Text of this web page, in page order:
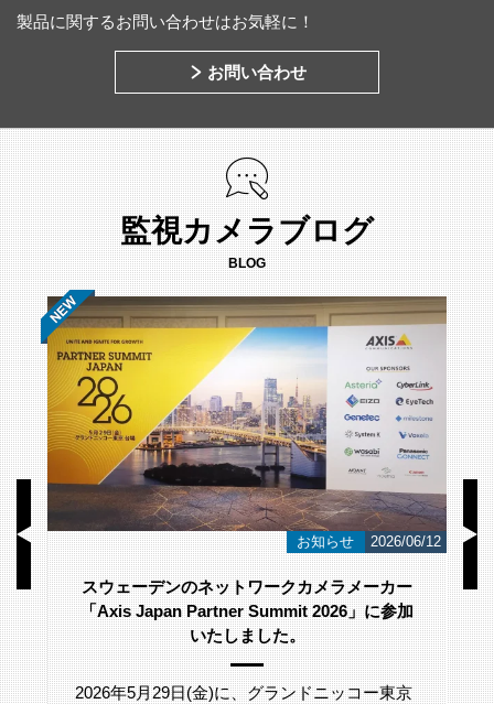
製品に関するお問い合わせはお気軽に！
お問い合わせ
監視カメラブログ
BLOG
23 お知らせ 2026/06/12
スウェーデンのネットワークカメラメーカー
「Axis Japan Partner Summit 2026」に参加
いたしました。
2026年5月29日(金)に、グランドニッコー東京